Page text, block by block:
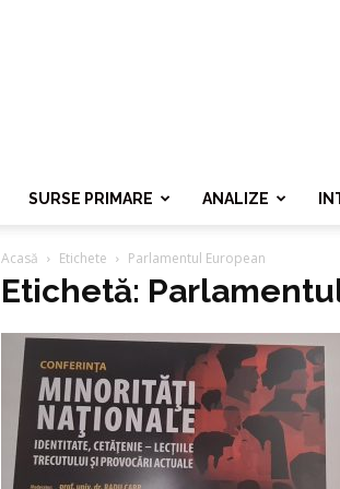
SURSE PRIMARE ANALIZE
Acasă Etichete Parlamentul European
Etichetă: